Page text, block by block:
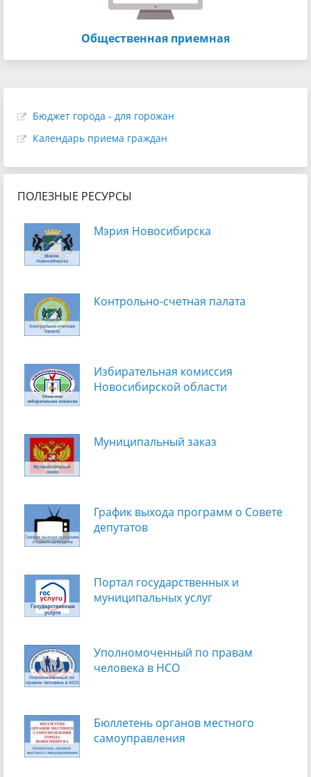
Общественная приемная
Бюджет города - для горожан
Календарь приема граждан
ПОЛЕЗНЫЕ РЕСУРСЫ
Мэрия Новосибирска
Контрольно-счетная палата
Избирательная комиссия
Новосибирской области
Муниципальный заказ
График выхода программ о Cовете
депутатов
Портал государственных и
муниципальных услуг
Уполномоченный по правам
человека в НСО
Бюллетень органов местного
самоуправления